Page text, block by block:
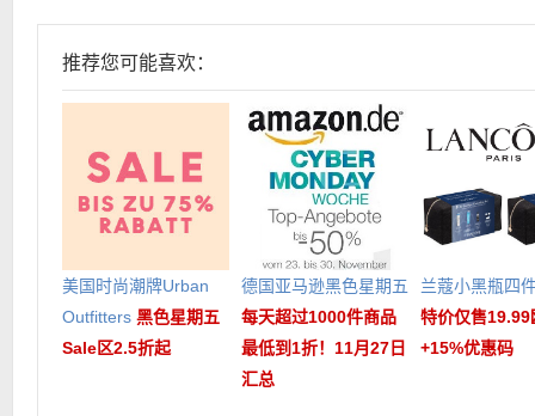
推荐您可能喜欢：
美国时尚潮牌Urban
Outfitters 黑色星期五
Sale区2.5折起
德国亚马逊黑色星期五
每天超过1000件商品
最低到1折！11月27日
汇总
兰蔻小黑瓶四
特价仅售19.99
+15%优惠码